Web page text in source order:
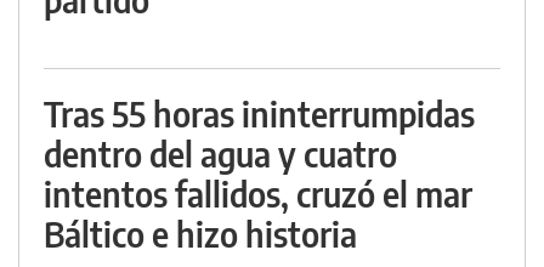
Tras 55 horas ininterrumpidas
dentro del agua y cuatro
intentos fallidos, cruzó el mar
Báltico e hizo historia